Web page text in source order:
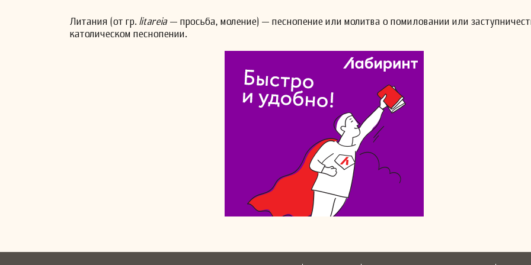
Литания (от гр. litareia— просьба, моление) — песнопение или молитва о помиловании или
католическом песнопении.